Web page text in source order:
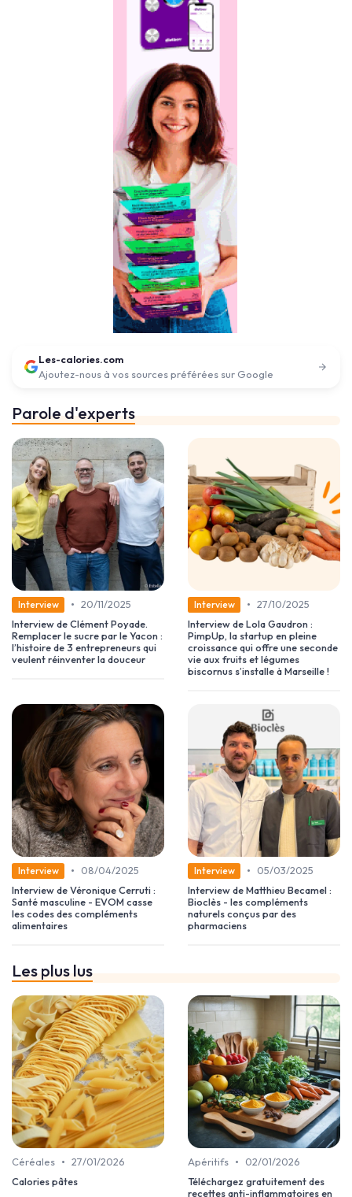
Les-calories.com
Ajoutez-nous à vos sources préférées sur Google
Parole d'experts
Interview • 20/11/2025
Interview de Clément Poyade.
Remplacer le sucre par le Yacon :
l’histoire de 3 entrepreneurs qui
veulent réinventer la douceur
Interview • 27/10/2025
Interview de Lola Gaudron :
PimpUp, la startup en pleine
croissance qui offre une seconde
vie aux fruits et légumes
biscornus s’installe à Marseille !
Interview •
08/04/2025
Interview de Véronique Cerruti :
Santé masculine - EVOM casse
les codes des compléments
alimentaires
Interview •
05/03/2025
Interview de Matthieu Becamel :
Bioclès - les compléments
naturels conçus par des
pharmaciens
Les plus lus
Céréales • 27/01/2026
Calories pâtes
Apéritifs •
02/01/2026
Téléchargez gratuitement des
recettes anti-inflammatoires en